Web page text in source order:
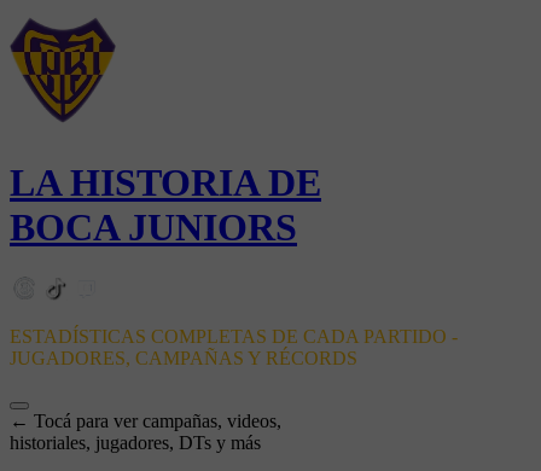
LA HISTORIA DE
BOCA JUNIORS
ESTADÍSTICAS COMPLETAS DE CADA PARTIDO -
JUGADORES, CAMPAÑAS Y RÉCORDS
← Tocá para ver campañas, videos,
historiales, jugadores, DTs y más